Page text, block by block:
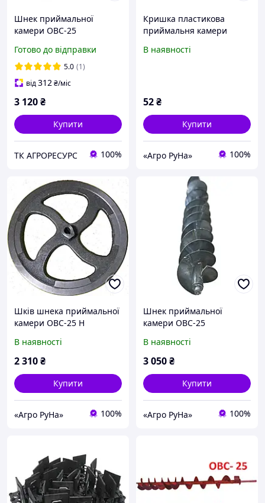
Шнек приймальної
камери ОВС-25
Готово до відправки
5.0 (1)
від312₴/міс
3 120₴
Купити
ТК АГРОРЕСУРС 100%
Кришка пластикова
приймальня камери
В наявності
52₴
Купити
«Агро РуНа» 100%
Шків шнека приймальної
камери ОВС-25 Н
В наявності
2 310₴
Купити
«Агро РуНа» 100%
Шнек приймальної
камери ОВС-25
В наявності
3 050₴
Купити
«Агро РуНа» 100%